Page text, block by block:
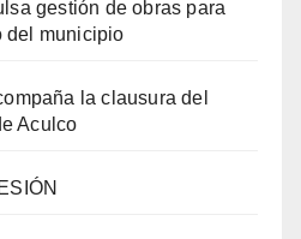
gestión de obras para
del municipio
la clausura del
Aculco